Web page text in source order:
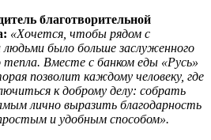
благотворительной
«Хочется, чтобы рядом с
было больше заслуженного
тепла. Вместе с банком еды «Русь»
позволит каждому человеку, где
к доброму делу: собрать
лично выразить благодарность
и удобным способом».